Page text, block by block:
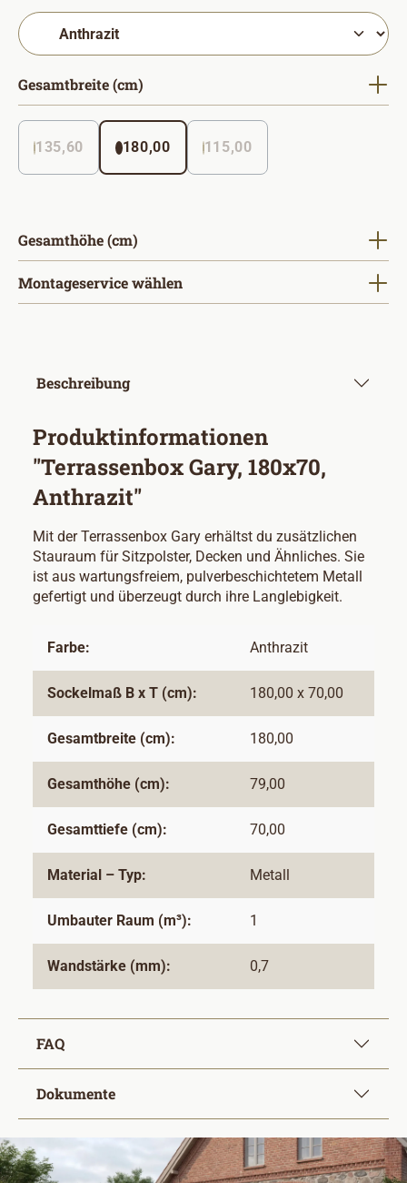
Gesamtbreite (cm)
135,60 180,00 115,00
Gesamthöhe (cm)
Montageservice wählen
Beschreibung
Produktinformationen
"Terrassenbox Gary, 180x70,
Anthrazit"
Mit der Terrassenbox Gary erhältst du zusätzlichen
Stauraum für Sitzpolster, Decken und Ähnliches. Sie
ist aus wartungsfreiem, pulverbeschichtetem Metall
gefertigt und überzeugt durch ihre Langlebigkeit.
Farbe: Anthrazit
Sockelmaß B x T (cm): 180,00 x 70,00
Gesamtbreite (cm): 180,00
Gesamthöhe (cm): 79,00
Gesamttiefe (cm): 70,00
Material – Typ: Metall
Umbauter Raum (m³): 1
Wandstärke (mm): 0,7
FAQ
Dokumente